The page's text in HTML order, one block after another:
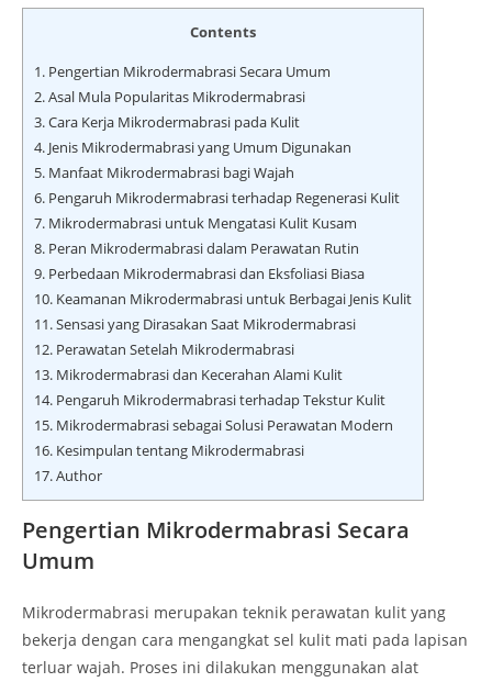
Contents
1. Pengertian Mikrodermabrasi Secara Umum
2.Asal Mula Popularitas Mikrodermabrasi
3.Cara Kerja Mikrodermabrasi pada Kulit
4. Jenis Mikrodermabrasi yang Umum Digunakan
5. Manfaat Mikrodermabrasi bagi Wajah
6. Pengaruh Mikrodermabrasi terhadap Regenerasi Kulit
7. Mikrodermabrasi untuk Mengatasi Kulit Kusam
8. Peran Mikrodermabrasi dalam Perawatan Rutin
9. Perbedaan Mikrodermabrasi dan Eksfoliasi Biasa
10. Keamanan Mikrodermabrasi untuk Berbagai Jenis Kulit
11.Sensasi yang Dirasakan Saat Mikrodermabrasi
12. Perawatan Setelah Mikrodermabrasi
13. Mikrodermabrasi dan Kecerahan Alami Kulit
14. Pengaruh Mikrodermabrasi terhadap Tekstur Kulit
15. Mikrodermabrasi sebagai Solusi Perawatan Modern
16. Kesimpulan tentang Mikrodermabrasi
17.Author
Pengertian Mikrodermabrasi Secara
Umum
Mikrodermabrasi merupakan teknik perawatan kulit yang
bekerja dengan cara mengangkat sel kulit mati pada lapisan
terluar wajah. Proses ini dilakukan menggunakan alat